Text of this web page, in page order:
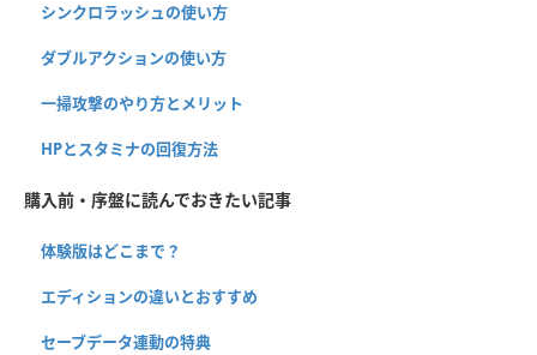
シンクロラッシュの使い方
ダブルアクションの使い方
一掃攻撃のやり方とメリット
HPとスタミナの回復方法
購入前・序盤に読んでおきたい記事
体験版はどこまで？
エディションの違いとおすすめ
セーブデータ連動の特典